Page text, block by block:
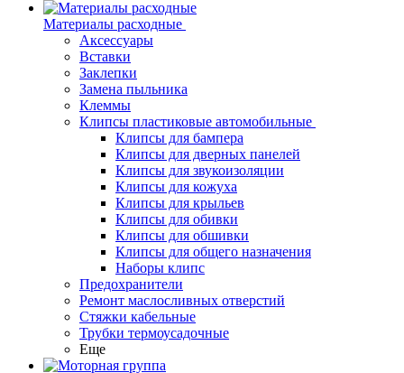
Материалы расходные
Аксессуары
Вставки
Заклепки
Замена пыльника
Клеммы
Клипсы пластиковые автомобильные
Клипсы для бампера
Клипсы для дверных панелей
Клипсы для звукоизоляции
Клипсы для кожуха
Клипсы для крыльев
Клипсы для обивки
Клипсы для обшивки
Клипсы для общего назначения
Наборы клипс
Предохранители
Ремонт маслосливных отверстий
Стяжки кабельные
Трубки термоусадочные
Еще